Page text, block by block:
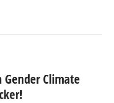
Gender Climate